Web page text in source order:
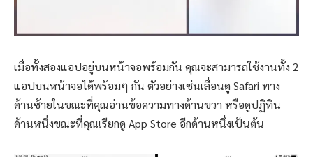
เมื่อทั้งสองแอปอยู่บนหน้าจอพร้อมกัน คุณจะสามารถใช้งานทั้ง 2
แอปบนหน้าจอได้พร้อมๆ กัน ตัวอย่างเช่นเลื่อนดู Safari ทาง
ด้านซ้ายในขณะที่คุณอ่านข้อความทางด้านขวา หรือดูปฏิทิน
ด้านหนึ่งขณะที่คุณเรียกดู App Store อีกด้านหนึ่งเป้นต้น